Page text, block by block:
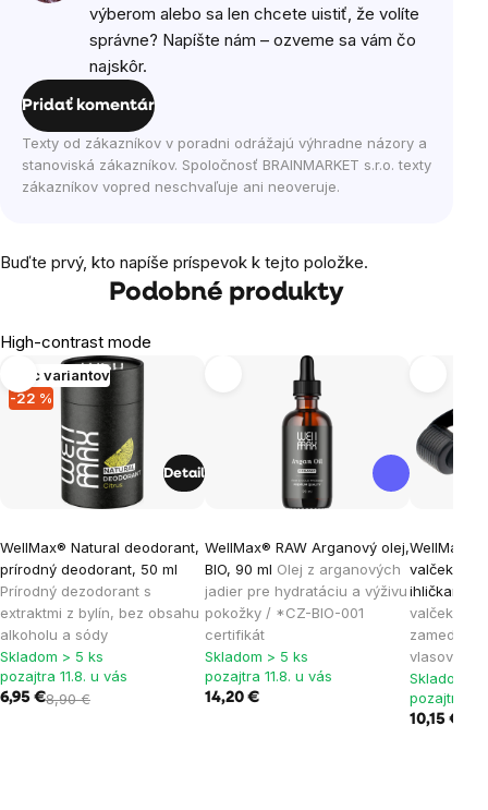
výberom alebo sa len chcete uistiť, že volíte
správne? Napíšte nám – ozveme sa vám čo
najskôr.
Pridať komentár
Texty od zákazníkov v poradni odrážajú výhradne názory a
stanoviská zákazníkov. Spoločnosť BRAINMARKET s.r.o. texty
zákazníkov vopred neschvaľuje ani neoveruje.
Buďte prvý, kto napíše príspevok k tejto položke.
Podobné produkty
High-contrast mode
-22 %
Viac variantov
WellMax® Natural deodorant,
prírodný deodorant, 50 ml
Prírodný dezodorant s
extraktmi z bylín, bez obsahu
alkoholu a sódy
Skladom > 5 ks
pozajtra 11.8. u vás
6,95 €8,90 €
Detail
WellMax® RAW Arganový olej,
BIO, 90 ml Olej z arganových
jadier pre hydratáciu a výživu
pokožky / *CZ-BIO-001
certifikát
Skladom > 5 ks
pozajtra 11.8. u vás
14,20 €
WellMax®
valček na
ihličkami
valček
vlasov
Skladom >
pozajtra
10,15 €